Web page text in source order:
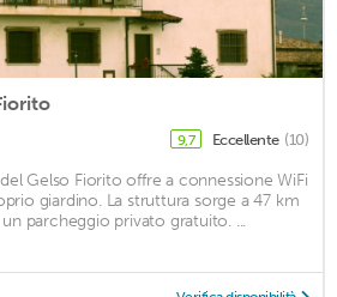
9,7 Eccellente (10)
del Gelso Fiorito offre a connessione WiFi
giardino. La struttura sorge a 47 km
parcheggio privato gratuito. ...